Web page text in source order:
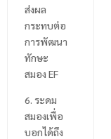
ส่งผล
กระทบต่อ
การพัฒนา
ทักษะ
สมอง EF
6. ระดม
สมองเพื่อ
บอกได้ถึง